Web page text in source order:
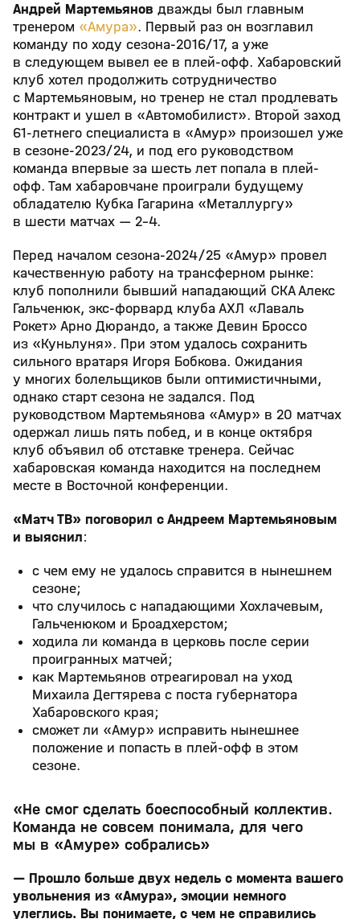
Андрей Мартемьянов дважды был главным
тренером «Амура». Первый раз он возглавил
команду по ходу сезона-2016/17, а уже
в следующем вывел ее в плей-офф. Хабаровский
клуб хотел продолжить сотрудничество
с Мартемьяновым, но тренер не стал продлевать
контракт и ушел в «Автомобилист». Второй заход
61-летнего специалиста в «Амур» произошел уже
в сезоне-2023/24, и под его руководством
команда впервые за шесть лет попала в плей-
офф. Там хабаровчане проиграли будущему
обладателю Кубка Гагарина «Металлургу»
в шести матчах — 2-4.
Перед началом сезона-2024/25 «Амур» провел
качественную работу на трансферном рынке:
клуб пополнили бывший нападающий СКА Алекс
Гальченюк, экс-форвард клуба АХЛ «Лаваль
Рокет» Арно Дюрандо, а также Девин Броссо
из «Куньлуня». При этом удалось сохранить
сильного вратаря Игоря Бобкова. Ожидания
у многих болельщиков были оптимистичными,
однако старт сезона не задался. Под
руководством Мартемьянова «Амур» в 20 матчах
одержал лишь пять побед, и в конце октября
клуб объявил об отставке тренера. Сейчас
хабаровская команда находится на последнем
месте в Восточной конференции.
«Матч ТВ» поговорил с Андреем Мартемьяновым
и выяснил:
с чем ему не удалось справится в нынешнем
сезоне;
что случилось с нападающими Хохлачевым,
Гальченюком и Броадхерстом;
ходила ли команда в церковь после серии
проигранных матчей;
как Мартемьянов отреагировал на уход
Михаила Дегтярева с поста губернатора
Хабаровского края;
сможет ли «Амур» исправить нынешнее
положение и попасть в плей-офф в этом
сезоне.
«Не смог сделать боеспособный коллектив.
Команда не совсем понимала, для чего
мы в «Амуре» собрались»
— Прошло больше двух недель с момента вашего
увольнения из «Амура», эмоции немного
улеглись. Вы понимаете, с чем не справились